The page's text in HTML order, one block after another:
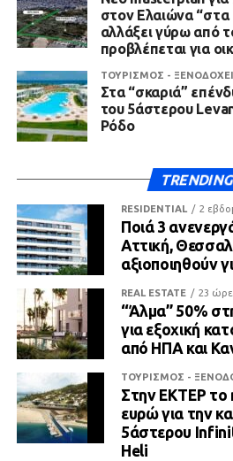
στον Ελαιώνα “στα
αλλάξει γύρω από
προβλέπεται για
ΤΟΥΡΙΣΜΟΣ -
Στα “σκαριά”
του 5άστερου
Ρόδο
TRENDING
RESIDENTIAL 2
Ποιά 3
Αττική,
αξιοποιηθούν
REAL ESTATE 23
“Άλμα” 50%
για εξοχική
από ΗΠΑ και
ΤΟΥΡΙΣΜΟΣ -
Στην ΕΚΤΕΡ το
ευρώ για την
5άστερου
Heli